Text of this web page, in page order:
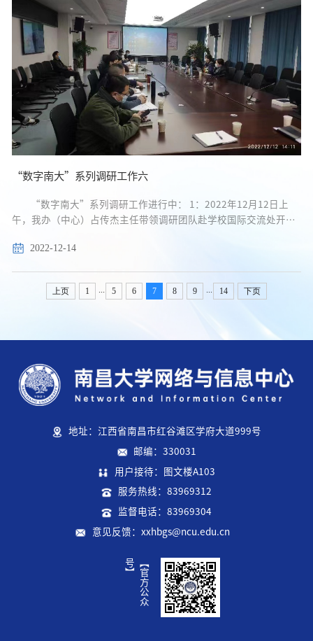
“数字南大”系列调研工作六
“数字南大”系列调研工作进行中： 1：2022年12月12日上
午，我办（中心）占传杰主任带领调研团队赴学校国际交流处开
瑛副处长及主要科室负责人参与调研。占传杰主任先向国际交流处
2022-12-14
上页 1 ... 5 6 7 8 9 ... 14 下页
地址：江西省南昌市红谷滩区学府大道999号
邮编：330031
用户接待：图文楼A103
服务热线：83969312
监督电话：83969304
意见反馈：xxhbgs@ncu.edu.cn
【
官
方
公
众
号
】